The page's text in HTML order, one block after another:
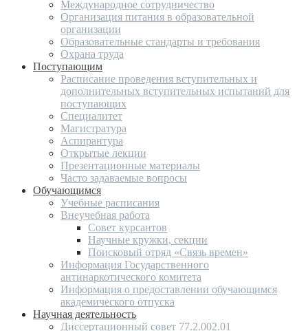
Международное сотрудничество
Организация питания в образовательной
организации
Образовательные стандарты и требования
Охрана труда
Поступающим
Расписание проведения вступительных и
дополнительных вступительных испытаний для
поступающих
Специалитет
Магистратура
Аспирантура
Открытые лекции
Презентационные материалы
Часто задаваемые вопросы
Обучающимся
Учебные расписания
Внеучебная работа
Совет курсантов
Научные кружки, секции
Поисковый отряд «Связь времен»
Информация Государственного
антинаркотического комитета
Информация о предоставлении обучающимся
академического отпуска
Научная деятельность
Диссертационный совет 77.2.002.01